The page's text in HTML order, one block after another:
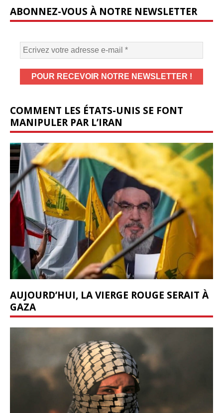
ABONNEZ-VOUS À NOTRE NEWSLETTER
COMMENT LES ÉTATS-UNIS SE FONT
MANIPULER PAR L’IRAN
AUJOURD’HUI, LA VIERGE ROUGE SERAIT À
GAZA